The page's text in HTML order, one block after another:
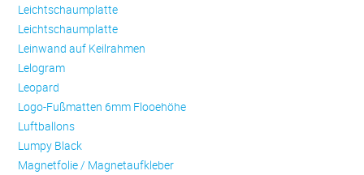
Leichtschaumplatte
Leichtschaumplatte
Leinwand auf Keilrahmen
Lelogram
Leopard
Logo-Fußmatten 6mm Flooehöhe
Luftballons
Lumpy Black
Magnetfolie / Magnetaufkleber